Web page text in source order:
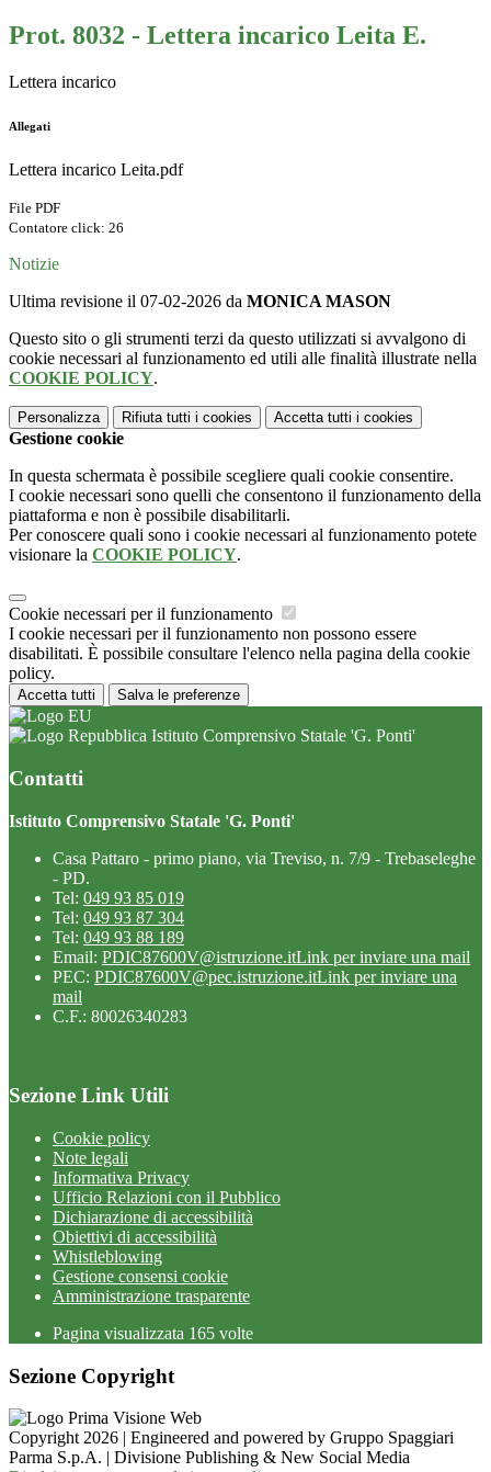
Prot. 8032 - Lettera incarico Leita E.
Lettera incarico
Allegati
Lettera incarico Leita.pdf
File PDF
Contatore click: 26
Notizie
Ultima revisione il 07-02-2026 da MONICA MASON
Questo sito o gli strumenti terzi da questo utilizzati si avvalgono di
cookie necessari al funzionamento ed utili alle finalità illustrate nella
COOKIE POLICY.
Personalizza Rifiuta tutti i cookies Accetta tutti i cookies
Gestione cookie
In questa schermata è possibile scegliere quali cookie consentire.
I cookie necessari sono quelli che consentono il funzionamento della
piattaforma e non è possibile disabilitarli.
Per conoscere quali sono i cookie necessari al funzionamento potete
visionare la COOKIE POLICY.
Cookie necessari per il funzionamento
I cookie necessari per il funzionamento non possono essere
disabilitati. È possibile consultare l'elenco nella pagina della cookie
policy.
Accetta tutti Salva le preferenze
Istituto Comprensivo Statale 'G. Ponti'
Contatti
Istituto Comprensivo Statale 'G. Ponti'
Casa Pattaro - primo piano, via Treviso, n. 7/9 - Trebaseleghe
- PD.
Tel: 049 93 85 019
Tel: 049 93 87 304
Tel: 049 93 88 189
Email: PDIC87600V@istruzione.itLink per inviare una mail
PEC: PDIC87600V@pec.istruzione.itLink per inviare una
mail
C.F.: 80026340283
Sezione Link Utili
Cookie policy
Note legali
Informativa Privacy
Ufficio Relazioni con il Pubblico
Dichiarazione di accessibilità
Obiettivi di accessibilità
Whistleblowing
Gestione consensi cookie
Amministrazione trasparente
Pagina visualizzata 165 volte
Sezione Copyright
Copyright 2026 | Engineered and powered by Gruppo Spaggiari
Parma S.p.A. | Divisione Publishing & New Social Media